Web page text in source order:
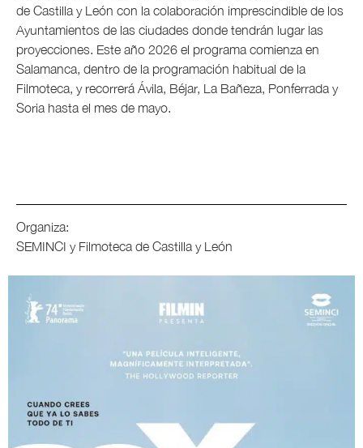
de Castilla y León con la colaboración imprescindible de los
Ayuntamientos de las ciudades donde tendrán lugar las
proyecciones. Este año 2026 el programa comienza en
Salamanca, dentro de la programación habitual de la
Filmoteca, y recorrerá Ávila, Béjar, La Bañeza, Ponferrada y
Soria hasta el mes de mayo.
Organiza:
SEMINCI y Filmoteca de Castilla y León